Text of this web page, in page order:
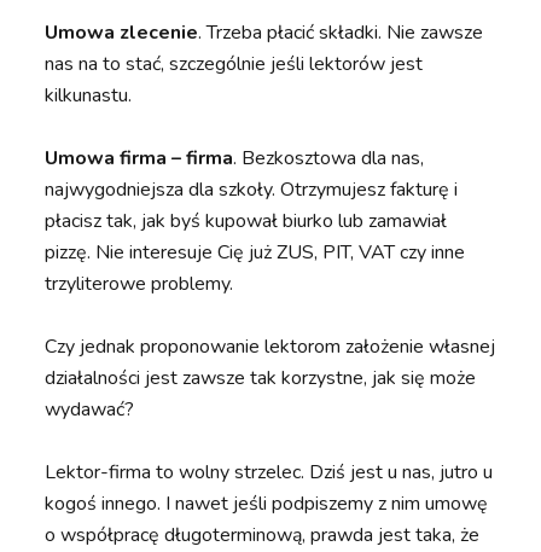
Umowa zlecenie. Trzeba płacić składki. Nie zawsze
nas na to stać, szczególnie jeśli lektorów jest
kilkunastu.
Umowa firma – firma. Bezkosztowa dla nas,
najwygodniejsza dla szkoły. Otrzymujesz fakturę i
płacisz tak, jak byś kupował biurko lub zamawiał
pizzę. Nie interesuje Cię już ZUS, PIT, VAT czy inne
trzyliterowe problemy.
Czy jednak proponowanie lektorom założenie własnej
działalności jest zawsze tak korzystne, jak się może
wydawać?
Lektor-firma to wolny strzelec. Dziś jest u nas, jutro u
kogoś innego. I nawet jeśli podpiszemy z nim umowę
o współpracę długoterminową, prawda jest taka, że